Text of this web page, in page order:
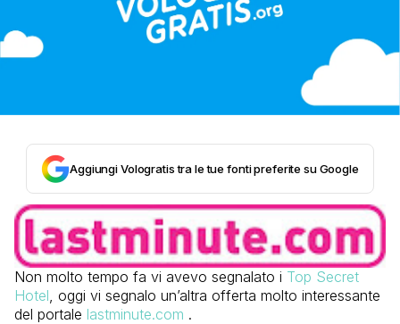
Aggiungi Vologratis tra le tue fonti preferite su Google
Non molto tempo fa vi avevo segnalato i Top Secret
Hotel , oggi vi segnalo un’altra offerta molto interessante
del portale lastminute.com .